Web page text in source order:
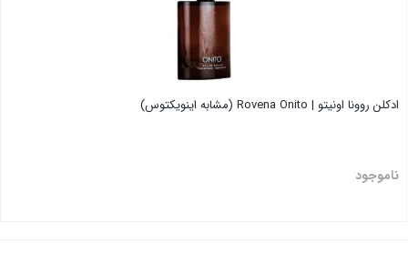
ادکلن روونا اونیتو | Rovena Onito (مشابه اینویکتوس)
ناموجود